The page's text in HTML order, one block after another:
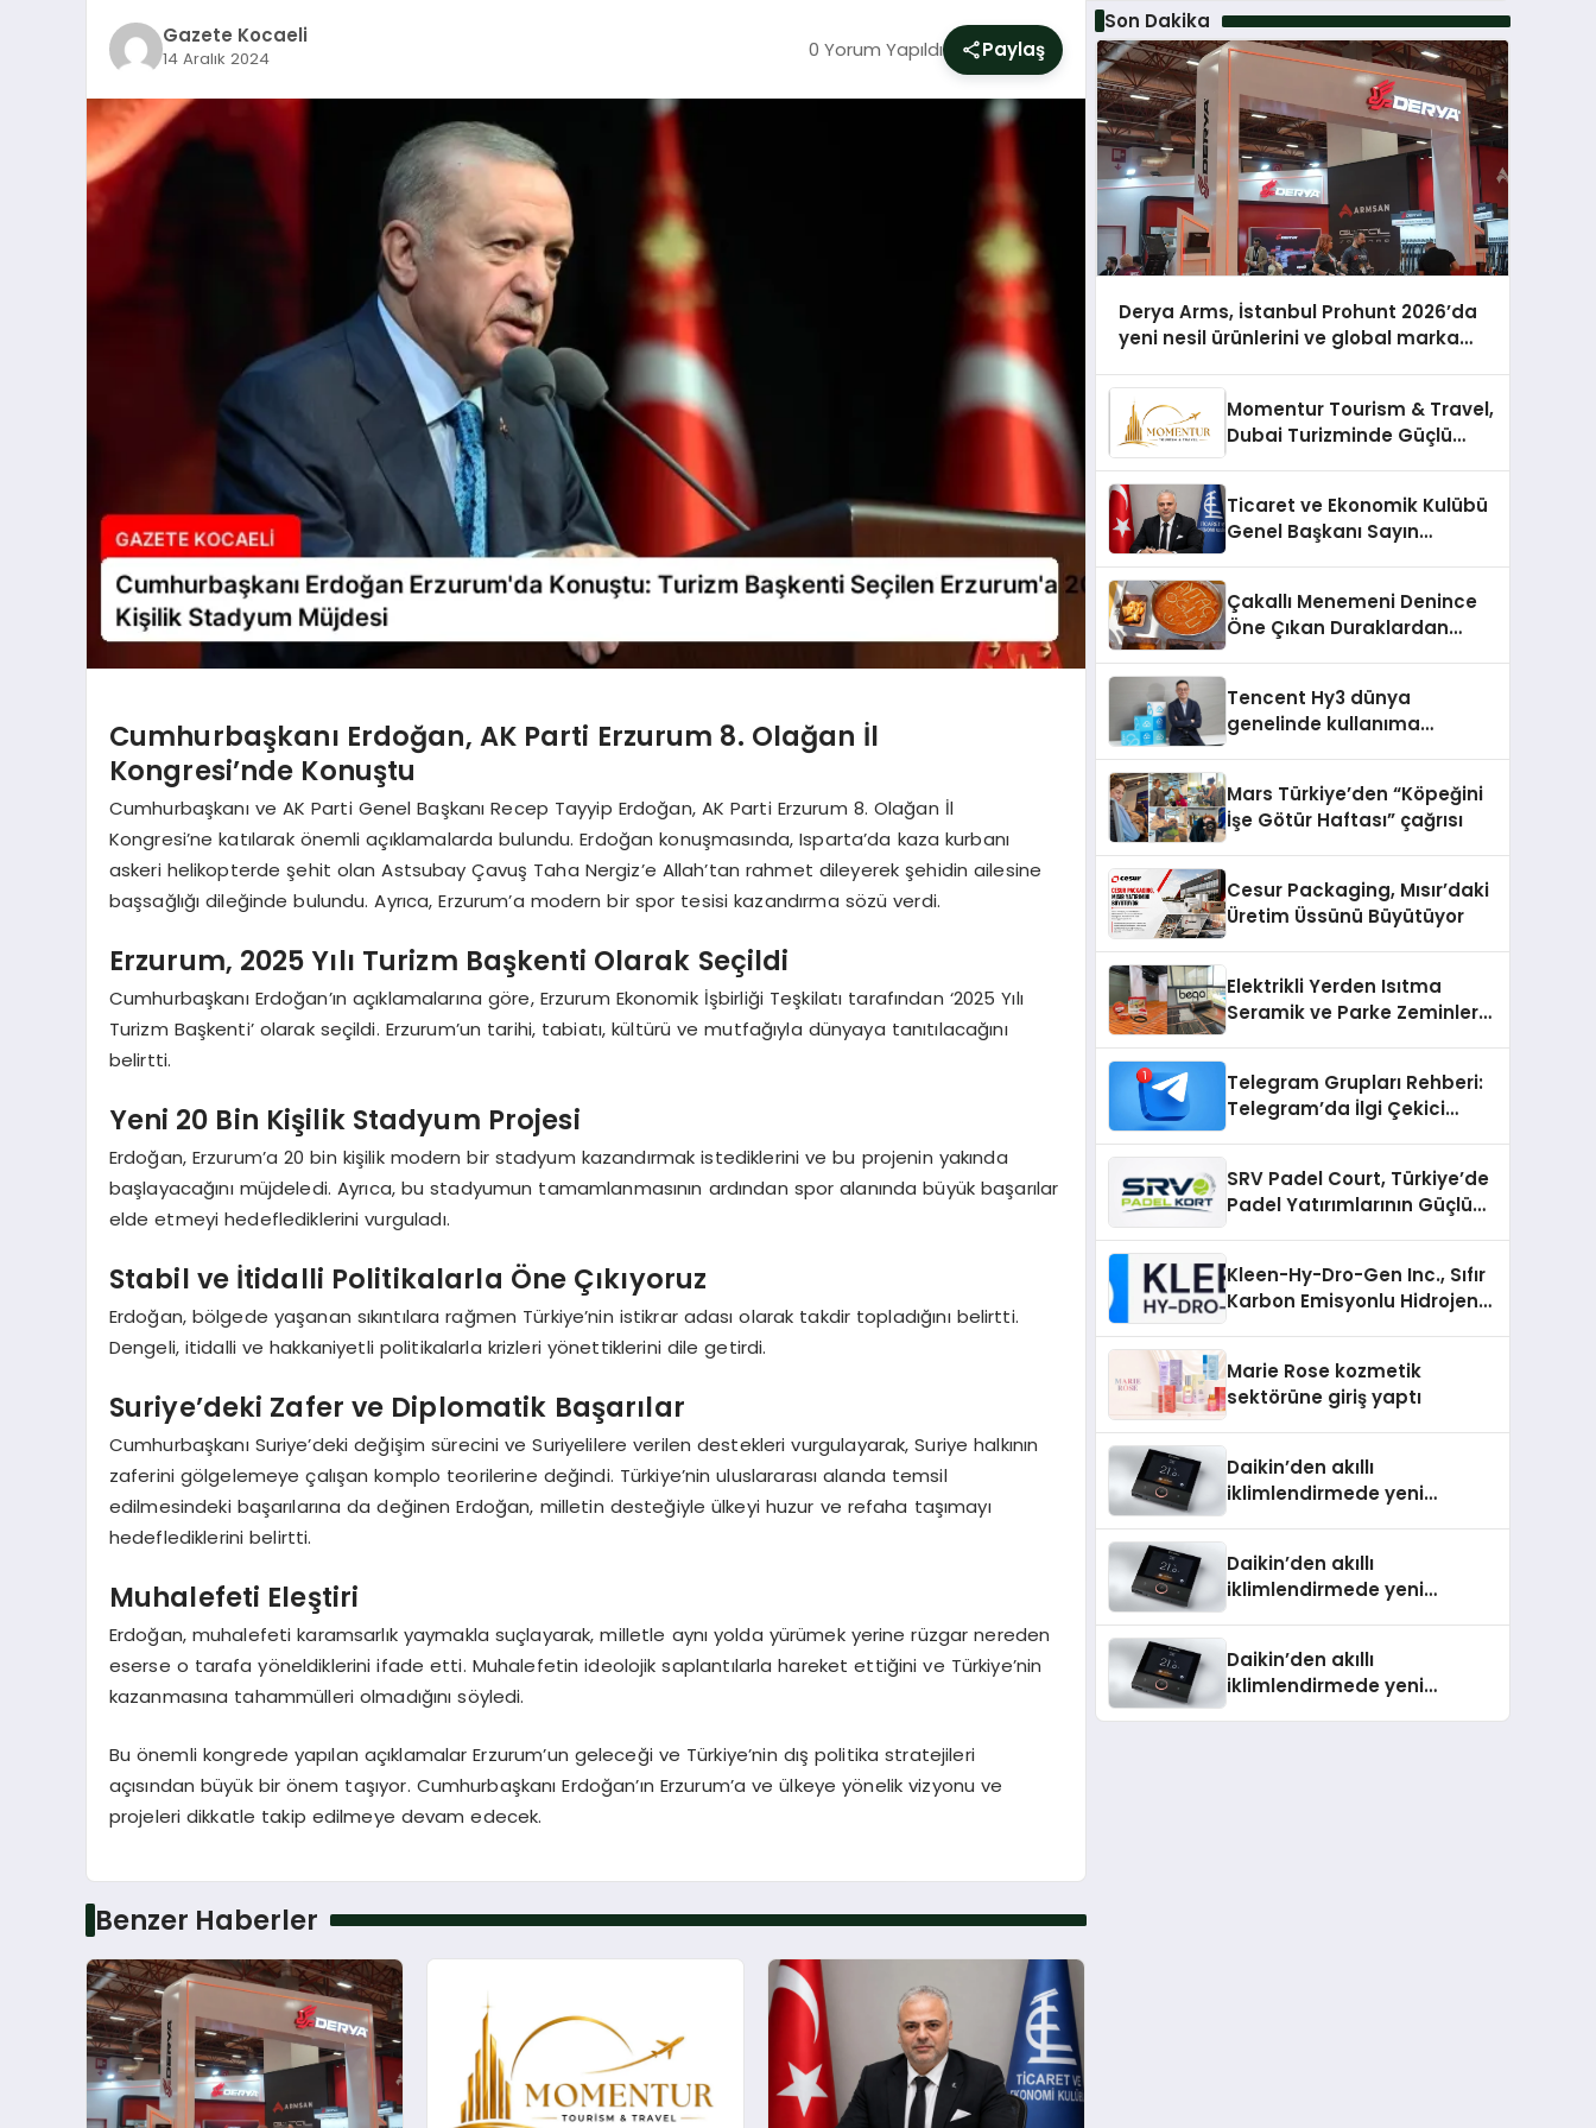
Gazete Kocaeli
14 Aralık 2024 0 Yorum Yapıldı Paylaş
Cumhurbaşkanı Erdoğan, AK Parti Erzurum 8. Olağan İl
Kongresi’nde Konuştu
Cumhurbaşkanı ve AK Parti Genel Başkanı Recep Tayyip Erdoğan, AK Parti Erzurum 8. Olağan İl
Kongresi’ne katılarak önemli açıklamalarda bulundu. Erdoğan konuşmasında, Isparta’da kaza kurbanı
askeri helikopterde şehit olan Astsubay Çavuş Taha Nergiz’e Allah’tan rahmet dileyerek şehidin ailesine
başsağlığı dileğinde bulundu. Ayrıca, Erzurum’a modern bir spor tesisi kazandırma sözü verdi.
Erzurum, 2025 Yılı Turizm Başkenti Olarak Seçildi
Cumhurbaşkanı Erdoğan’ın açıklamalarına göre, Erzurum Ekonomik İşbirliği Teşkilatı tarafından ‘2025 Yılı
Turizm Başkenti’ olarak seçildi. Erzurum’un tarihi, tabiatı, kültürü ve mutfağıyla dünyaya tanıtılacağını
belirtti.
Yeni 20 Bin Kişilik Stadyum Projesi
Erdoğan, Erzurum’a 20 bin kişilik modern bir stadyum kazandırmak istediklerini ve bu projenin yakında
başlayacağını müjdeledi. Ayrıca, bu stadyumun tamamlanmasının ardından spor alanında büyük başarılar
elde etmeyi hedeflediklerini vurguladı.
Stabil ve İtidalli Politikalarla Öne Çıkıyoruz
Erdoğan, bölgede yaşanan sıkıntılara rağmen Türkiye’nin istikrar adası olarak takdir topladığını belirtti.
Dengeli, itidalli ve hakkaniyetli politikalarla krizleri yönettiklerini dile getirdi.
Suriye’deki Zafer ve Diplomatik Başarılar
Cumhurbaşkanı Suriye’deki değişim sürecini ve Suriyelilere verilen destekleri vurgulayarak, Suriye halkının
zaferini gölgelemeye çalışan komplo teorilerine değindi. Türkiye’nin uluslararası alanda temsil
edilmesindeki başarılarına da değinen Erdoğan, milletin desteğiyle ülkeyi huzur ve refaha taşımayı
hedeflediklerini belirtti.
Muhalefeti Eleştiri
Erdoğan, muhalefeti karamsarlık yaymakla suçlayarak, milletle aynı yolda yürümek yerine rüzgar nereden
eserse o tarafa yöneldiklerini ifade etti. Muhalefetin ideolojik saplantılarla hareket ettiğini ve Türkiye’nin
kazanmasına tahammülleri olmadığını söyledi.
Bu önemli kongrede yapılan açıklamalar Erzurum’un geleceği ve Türkiye’nin dış politika stratejileri
açısından büyük bir önem taşıyor. Cumhurbaşkanı Erdoğan’ın Erzurum’a ve ülkeye yönelik vizyonu ve
projeleri dikkatle takip edilmeye devam edecek.
Benzer Haberler
Son Dakika
Derya Arms, İstanbul Prohunt 2026’da
yeni nesil ürünlerini ve global marka
Momentur Tourism & Travel,
Dubai Turizminde Güçlü
Ticaret ve Ekonomik Kulübü
Genel Başkanı Sayın
şunları kaydetti:
Çakallı Menemeni Denince
Öne Çıkan Duraklardan
Tencent Hy3 dünya
genelinde kullanıma
Mars Türkiye’den “Köpeğini
İşe Götür Haftası” çağrısı
Cesur Packaging, Mısır’daki
Üretim Üssünü Büyütüyor
Elektrikli Yerden Isıtma
Seramik ve Parke Zeminler
Telegram Grupları Rehberi:
Telegram’da İlgi Çekici
SRV Padel Court, Türkiye’de
Padel Yatırımlarının Güçlü
Kleen-Hy-Dro-Gen Inc., Sıfır
Karbon Emisyonlu Hidrojen
Aldı
Marie Rose kozmetik
sektörüne giriş yaptı
Daikin’den akıllı
iklimlendirmede yeni
Daikin’den akıllı
iklimlendirmede yeni
Daikin’den akıllı
iklimlendirmede yeni